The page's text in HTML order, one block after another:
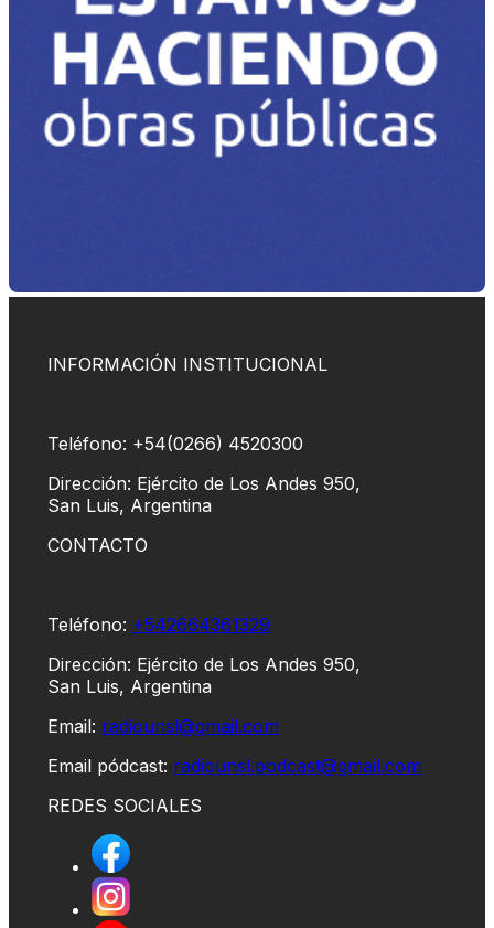
INFORMACIÓN INSTITUCIONAL
Teléfono: +54(0266) 4520300
Dirección: Ejército de Los Andes 950,
San Luis, Argentina
CONTACTO
Teléfono: +542664361329
Dirección: Ejército de Los Andes 950,
San Luis, Argentina
Email: radiounsl@gmail.com
Email pódcast: radiounsl.podcast@gmail.com
REDES SOCIALES